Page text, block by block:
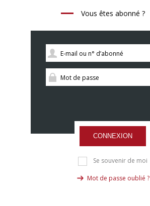
Vous êtes abonné ?
CONNEXION
Se souvenir de moi
Mot de passe oublié ?